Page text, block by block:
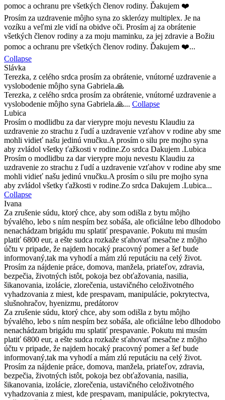
pomoc a ochranu pre všetkých členov rodiny. Ďakujem ❤️
Prosím za uzdravenie môjho syna zo sklerózy multiplex. Je na
vozíku a veľmi zle vidí na obidve oči. Prosím aj za obrátenie
všetkých členov rodiny a za moju maminku, za jej zdravie a Božiu
pomoc a ochranu pre všetkých členov rodiny. Ďakujem ❤️...
Collapse
Slávka
Terezka, z celého srdca prosím za obrátenie, vnútorné uzdravenie a
vyslobodenie môjho syna Gabriela.🙏
Terezka, z celého srdca prosím za obrátenie, vnútorné uzdravenie a
vyslobodenie môjho syna Gabriela.🙏... Collapse
Lubica
Prosím o modlidbu za dar vierypre moju nevestu Klaudiu za
uzdravenie zo strachu z ľudí a uzdravenie vzťahov v rodine aby sme
mohli vidieť našu jedinú vnučku.A prosím o silu pre mojho syna
aby zvládol všetky ťažkosti v rodine.Zo srdca Dakujem .Lubica
Prosím o modlidbu za dar vierypre moju nevestu Klaudiu za
uzdravenie zo strachu z ľudí a uzdravenie vzťahov v rodine aby sme
mohli vidieť našu jedinú vnučku.A prosím o silu pre mojho syna
aby zvládol všetky ťažkosti v rodine.Zo srdca Dakujem .Lubica...
Collapse
Ivana
Za zrušenie súdu, ktorý chce, aby som odišla z bytu môjho
bývalého, lebo s ním nespím bez sobáša, ale oficiálne lebo dlhodobo
nenachádzam brigádu mu splatiť prespavanie. Pokutu mi musím
platiť 6800 eur, a ešte sudca rozkaže sťahovať mesačne z môjho
účtu v pripade, že najdem hocaký pracovný pomer a šef bude
informovaný,tak ma vyhodí a mám zlú reputáciu na celý život.
Prosím za nájdenie práce, domova, manžela, priateľov, zdravia,
bezpečia, životných istôt, pokoja bez obťažovania, nasilia,
šikanovania, izolácie, zlorečenia, ustavičného celoživotného
vyhadzovania z miest, kde prespavam, manipulácie, pokrytectva,
slušnohračov, hyenizmu, predátorov
Za zrušenie súdu, ktorý chce, aby som odišla z bytu môjho
bývalého, lebo s ním nespím bez sobáša, ale oficiálne lebo dlhodobo
nenachádzam brigádu mu splatiť prespavanie. Pokutu mi musím
platiť 6800 eur, a ešte sudca rozkaže sťahovať mesačne z môjho
účtu v pripade, že najdem hocaký pracovný pomer a šef bude
informovaný,tak ma vyhodí a mám zlú reputáciu na celý život.
Prosím za nájdenie práce, domova, manžela, priateľov, zdravia,
bezpečia, životných istôt, pokoja bez obťažovania, nasilia,
šikanovania, izolácie, zlorečenia, ustavičného celoživotného
vyhadzovania z miest, kde prespavam, manipulácie, pokrytectva,